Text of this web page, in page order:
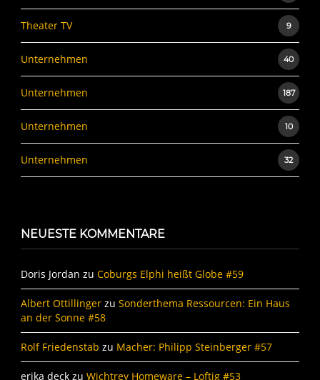
Theater TV 9
Unternehmen 40
Unternehmen 187
Unternehmen 10
Unternehmen 32
NEUESTE KOMMENTARE
Doris Jordan zu Coburgs Elphi heißt Globe #59
Albert Ottillinger zu Sonderthema Ressourcen: Ein Haus
an der Sonne #58
Rolf Friedenstab zu Macher: Philipp Steinberger #57
erika deck zu Wichtrey Homeware – Loftig #53